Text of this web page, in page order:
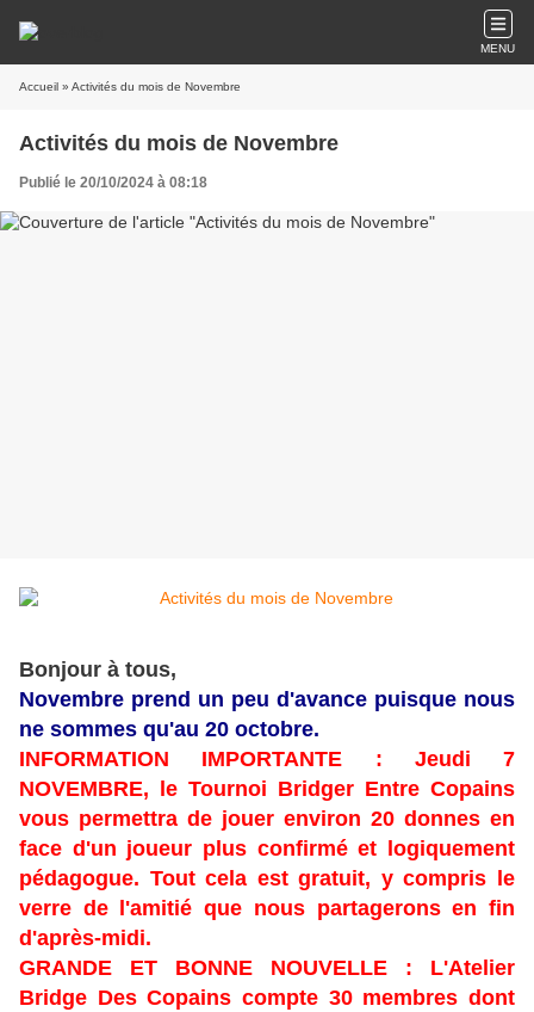
MENU
Accueil » Activités du mois de Novembre
Activités du mois de Novembre
Publié le 20/10/2024 à 08:18
Bonjour à tous,
Novembre prend un peu d'avance puisque nous
ne sommes qu'au 20 octobre.
INFORMATION IMPORTANTE : Jeudi 7
NOVEMBRE, le Tournoi Bridger Entre Copains
vous permettra de jouer environ 20 donnes en
face d'un joueur plus confirmé et logiquement
pédagogue. Tout cela est gratuit, y compris le
verre de l'amitié que nous partagerons en fin
d'après-midi.
GRANDE ET BONNE NOUVELLE : L'Atelier
Bridge Des Copains compte 30 membres dont